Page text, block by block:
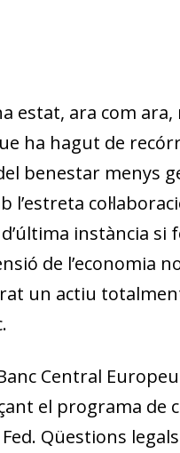
estat, ara com
ha hagut de
benestar menys
instància si
de l’economia
un actiu
Central
el programa de
Qüestions